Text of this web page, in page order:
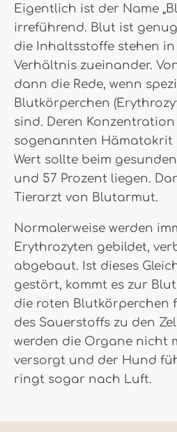
Eigentlich ist der Name
irreführend. Blut ist
die Inhaltsstoffe stehen
Verhältnis zueinander.
dann die Rede, wenn
Blutkörperchen
sind. Deren
sogenannten Hämatokrit
Wert sollte beim
und 57 Prozent liegen.
Tierarzt von Blutarmut.
Normalerweise werden
Erythrozyten gebildet,
abgebaut. Ist dieses
gestört, kommt es zur
die roten Blutkörperchen
des Sauerstoffs zu den
werden die Organe nicht
versorgt und der Hund
ringt sogar nach Luft.